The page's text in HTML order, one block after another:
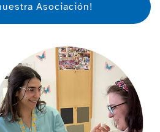
Asociación!